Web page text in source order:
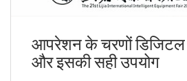
आपरेशन के चरणों
और इसकी सही उपयोग